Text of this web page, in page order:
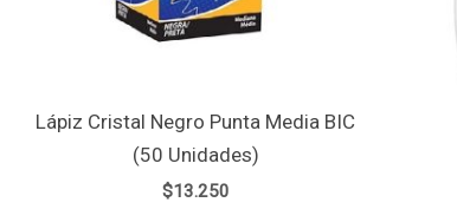
Lápiz Cristal Negro Punta Media BIC
(50 Unidades)
$13.250